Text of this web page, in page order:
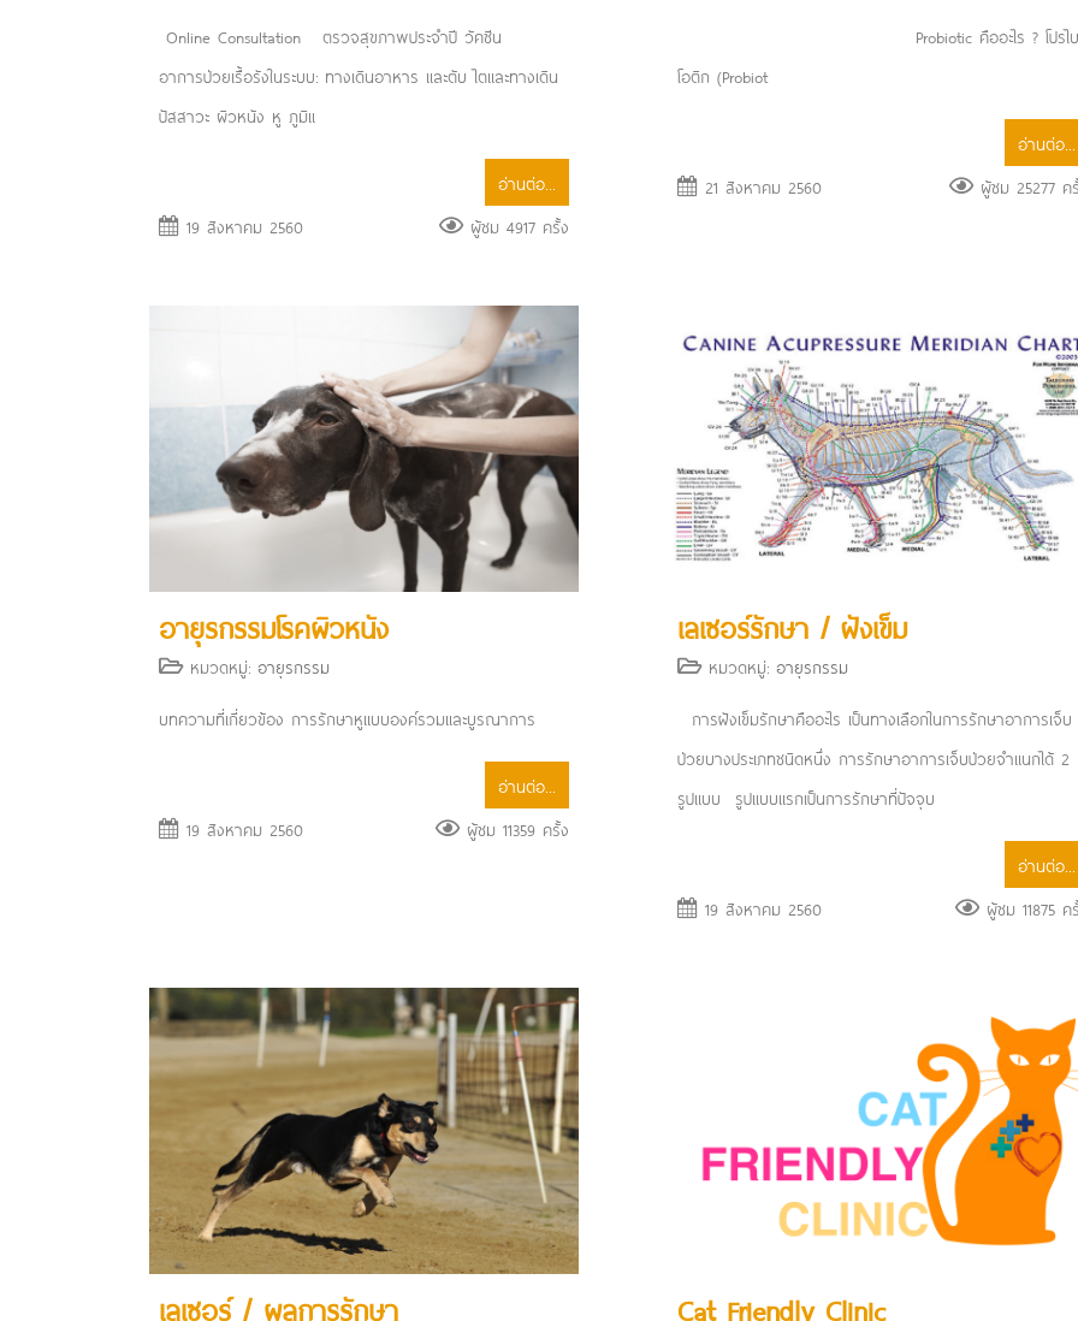
Online Consultation ตรวจสุขภาพประจำปี วัคซีน
อาการป่วยเรื้อรังในระบบ: ทางเดินอาหาร​ และตับ ไตและทางเดิน
ปัสสาวะ ผิวหนัง หู ภูมิแ
อ่านต่อ...
19 สิงหาคม 2560
ผู้ชม 4917 ครั้ง
Probiotic คืออะไร ? โปรไ
โอติก (Probiot
อ่านต่อ...
21 สิงหาคม 2560
ผู้ชม 25277 ค
อายุรกรรมโรคผิวหนัง
หมวดหมู่: อายุรกรรม
บทความที่เกี่ยวข้อง การรักษาหูแบบองค์รวมและบูรณาการ
อ่านต่อ...
19 สิงหาคม 2560
ผู้ชม 11359 ครั้ง
เลเซอร์รักษา / ฝังเข็ม
หมวดหมู่:อายุรกรรม
การฝังเข็มรักษาคืออะไร เป็นทางเลือกในการรักษาอาการเจ็บ
ป่วยบางประเภทชนิดหนึ่ง การรักษาอาการเจ็บป่วยจำแนกได้ 2
รูปแบบ รูปแบบแรกเป็นการรักษาที่ปัจจุบ
อ่านต่อ...
19 สิงหาคม 2560
ผู้ชม 11875 ค
เลเซอร์ / ผลการรักษา Cat Friendly Clinic